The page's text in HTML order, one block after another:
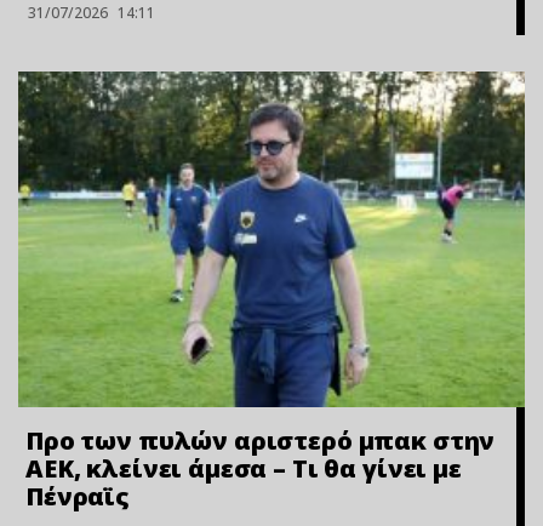
31/07/2026 14:11
Προ των πυλών αριστερό μπακ στην
ΑΕΚ, κλείνει άμεσα – Τι θα γίνει με
Πένραϊς